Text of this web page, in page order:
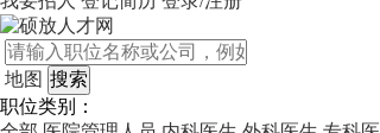
地图
职位类别：